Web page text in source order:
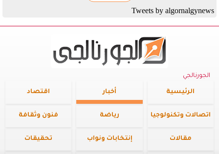
Tweets by algornalgynews
الجورنالجي
الرئيسية أخبار اقتصاد
اتصالات وتكنولوجيا رياضة فنون وثقافة
مقالات إنتخابات ونواب تحقيقات